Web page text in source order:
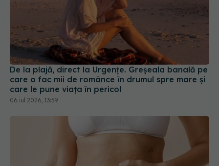
De la plajă, direct la Urgențe. Greșeala banală pe
care o fac mii de românce în drumul spre mare și
care le pune viața în pericol
06 iul 2026, 13:59